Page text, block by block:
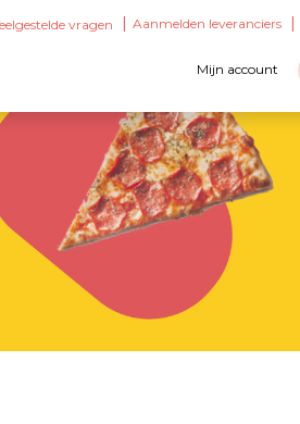
vragen Aanmelden leveranciers
Mijn account